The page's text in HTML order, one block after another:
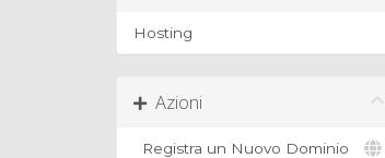
Hosting
Azioni
Registra un Nuovo Dominio